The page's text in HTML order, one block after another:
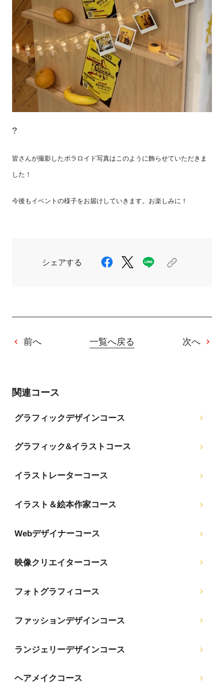
?
皆さんが撮影したポラロイド写真はこのように飾らせていただきま
した！
今後もイベントの様子をお届けしていきます。お楽しみに！
シェアする
前へ 一覧へ戻る 次へ
関連コース
グラフィックデザインコース
グラフィック&イラストコース
イラストレーターコース
イラスト＆絵本作家コース
Webデザイナーコース
映像クリエイターコース
フォトグラフィコース
ファッションデザインコース
ランジェリーデザインコース
ヘアメイクコース